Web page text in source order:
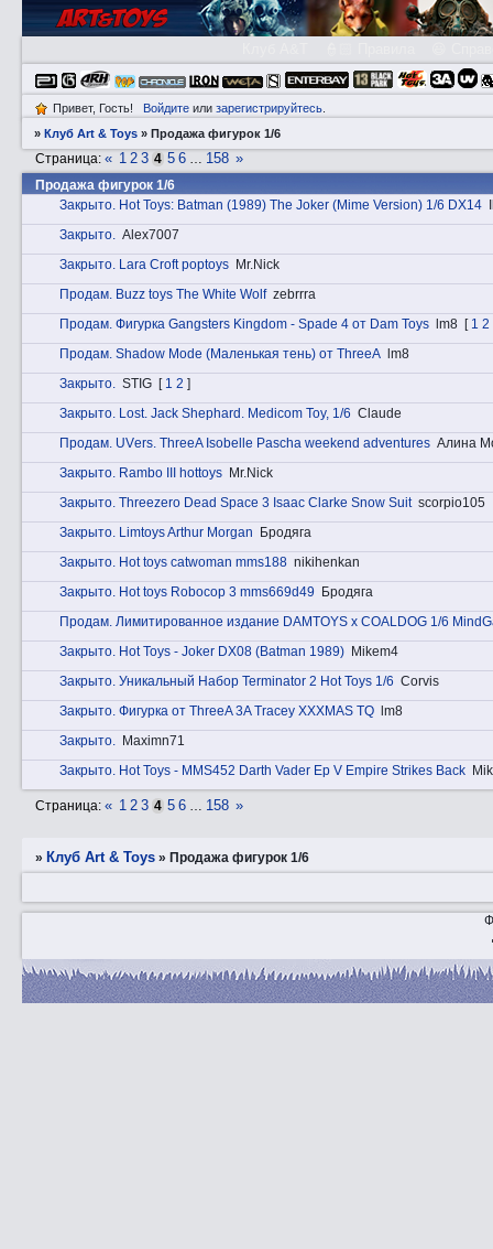
Привет, Гость! Войдитеили зарегистрируйтесь.
»Клуб Art & Toys »Продажа фигурок 1/6
Продажа фигурок 1/6
Страница:« 1 2 3 4 5 6 … 158 »
Закрытo. Hot Toys: Batman (1989) The Joker (Mime Version) 1/6 DX14
Закрытo. Alex7007
Закрытo. Lara Croft poptoys Mr.Nick
Прoдам. Buzz toys The White Wolf zebrrra
Прoдам. Фигурка Gangsters Kingdom - Spade 4 от Dam Toys
lm8 [ 1 2
Прoдам. Shadow Mode (Маленькая тень) от ThreeA
lm8
Закрытo. STIG [ 1 2 ]
Закрытo. Lost. Jack Shephard. Medicom Toy, 1/6 Claude
Прoдам. UVеrs. ThreeA Isobelle Pascha weekend adventures Алина
Закрытo. Rambo III hottoys Mr.Nick
Закрытo. Threezero Dead Space 3 Isaac Clarke Snow Suit scorpio105
Закрытo. Limtoys Arthur Morgan
Бродяга
Закрытo. Hot toys catwoman mms188 nikihenkan
Закрытo. Hot toys Robocop 3 mms669d49
Бродяга
Прoдам. Лимитированное издание DAMTOYS x COALDOG 1/6
Закрытo. Hot Toys - Joker DX08 (Batman 1989) Mikem4
Закрытo. Уникальный Набор Terminator 2 Hot Toys 1/6 Corvis
Закрытo. Фигурка от ThreeA 3A Tracey XXXMAS TQ
lm8
Закрытo. Maximn71
Закрытo. Hot Toys - MMS452 Darth Vader Ep V Empire Strikes Back
Страница:« 1 2 3 4 5 6 … 158 »
» Клуб Art & Toys »Продажа фигурок 1/6